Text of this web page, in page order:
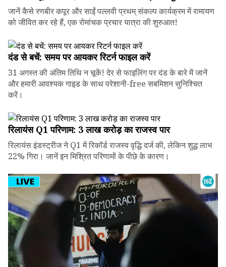
जानें कैसे रणबीर कपूर और साईं पल्लवी प्रथम् संकल्प कार्यक्रम में रामायण
को जीवित कर रहे हैं, एक रोमांचक प्रचार यात्रा की शुरुआत!
दंड से बचें: समय पर आयकर रिटर्न फाइल करें
31 अगस्त की अंतिम तिथि न चूकें! देर से फाइलिंग पर दंड के बारे में जानें
और हमारी आवश्यक गाइड के साथ परेशानी-free सबमिशन सुनिश्चित
करें।
रिलायंस Q1 परिणाम: ₹3 लाख करोड़ का राजस्व पार
रिलायंस इंडस्ट्रीज ने Q1 में रिकॉर्ड राजस्व वृद्धि दर्ज की, लेकिन शुद्ध लाभ
22% गिरा। जानें इन मिश्रित परिणामों के पीछे के कारण।